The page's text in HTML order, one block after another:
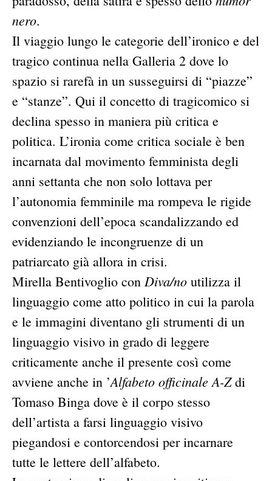
nero.
Il viaggio lungo le categorie dell’ironico e del
tragico continua nella Galleria 2 dove lo
spazio si rarefà in un susseguirsi di “piazze”
e “stanze”. Qui il concetto di tragicomico si
declina spesso in maniera più critica e
politica. L’ironia come critica sociale è ben
incarnata dal movimento femminista degli
anni settanta che non solo lottava per
l’autonomia femminile ma rompeva le rigide
convenzioni dell’epoca scandalizzando ed
evidenziando le incongruenze di un
patriarcato già allora in crisi.
Mirella Bentivoglio con Diva/no utilizza il
linguaggio come atto politico in cui la parola
e le immagini diventano gli strumenti di un
linguaggio visivo in grado di leggere
criticamente anche il presente così come
avviene anche in ’Alfabeto officinale A-Zdi
Tomaso Binga dove è il corpo stesso
dell’artista a farsi linguaggio visivo
piegandosi e contorcendosi per incarnare
tutte le lettere dell’alfabeto.